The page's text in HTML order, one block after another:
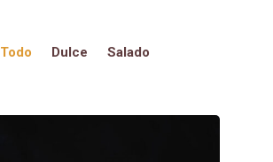
Todo Dulce Salado